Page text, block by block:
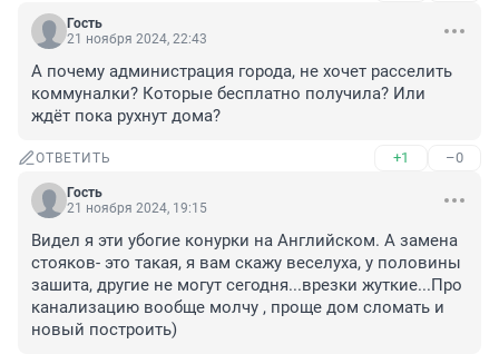
Гость
21 ноября 2024, 22:43
А почему администрация города, не хочет расселить
коммуналки? Которые бесплатно получила? Или
ждёт пока рухнут дома?
ОТВЕТИТЬ +1 –0
Гость
21 ноября 2024, 19:15
Видел я эти убогие конурки на Английском. А замена
стояков- это такая, я вам скажу веселуха, у половины
зашита, другие не могут сегодня...врезки жуткие...Про
канализацию вообще молчу , проще дом сломать и
новый построить)